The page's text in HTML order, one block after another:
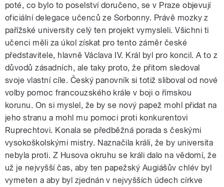
poté, co bylo to poselství doručeno, se v Praze objevují
oficiální delegace učenců ze Sorbonny. Právě mozky z
pařížské university celý ten projekt vymysleli. Všichni ti
učenci měli za úkol získat pro tento záměr české
představitele, hlavně Václava IV. Král byl pro koncil. A to z
důvodů zásadních, ale taky proto, že přitom sledoval
svoje vlastní cíle. Český panovník si totiž sliboval od nové
volby pomoc francouzského krále v boji o římskou
korunu. On si myslel, že by se nový papež mohl přidat na
jeho stranu a mohl mu pomoci proti konkurentovi
Ruprechtovi. Konala se předběžná porada s českými
vysokoškolskými mistry. Naznačila králi, že by universita
nebyla proti. Z Husova okruhu se králi dalo na vědomí, že
už je nejvyšší čas, aby ten papežský Augiášův chlév byl
vymeten a aby byl zjednán v nejvyšších údech církve